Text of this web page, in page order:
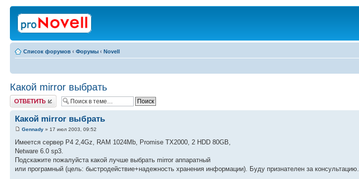
Список форумов ‹ Форумы ‹ Novell
Какой mirror выбрать
Ответить
Какой mirror выбрать
Gennady » 17 июл 2003, 09:52
Имеется сервер Р4 2,4Gz, RAM 1024Mb, Promise TX2000, 2 HDD 80GB,
Netware 6.0 sp3.
Подскажите пожалуйста какой лучше выбрать mirror аппаратный
или програмный (цель: быстродействие+надежность хранения информации). Буду признателен за консультацию.